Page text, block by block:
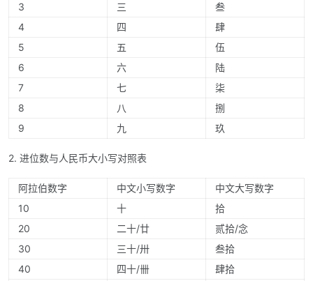
3
三
叁
4
四
肆
5
五
伍
6
六
陆
7
七
柒
8
八
捌
9
九 玖
2. 进位数与人民币大小写对照表
阿拉伯数字 中文小写数字
中文大写数字
10
十
拾
20
二十/廿
贰拾/念
30
三十/卅
叁拾
40
四十/卌
肆拾